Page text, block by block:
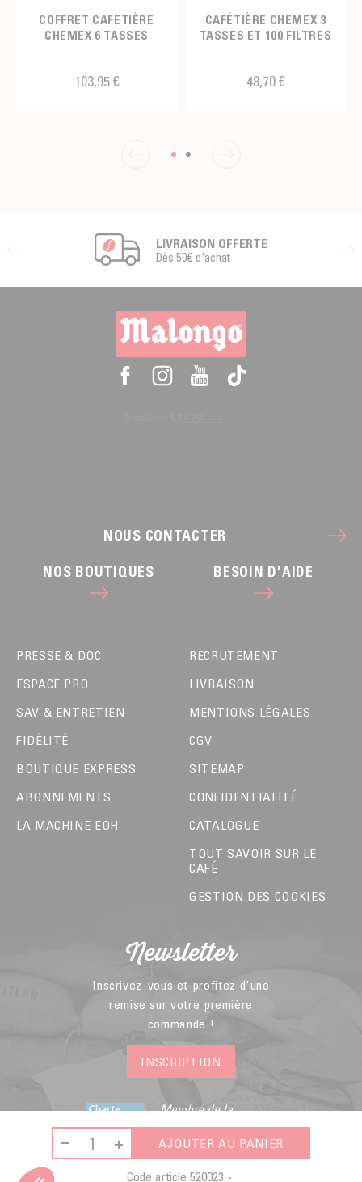
AJOUTER AU PANIER
Code article 520023
COFFRET CAFETIÈRE
CHEMEX 6 TASSES
103,95 €
CAFÉTIÈRE CHEMEX 3
TASSES ET 100 FILTRES
48,70 €
LIVRAISON OFFERTE
Dès 50€ d'achat
NOUS CONTACTER
NOS BOUTIQUES BESOIN D'AIDE
PRESSE & DOC
ESPACE PRO
SAV & ENTRETIEN
FIDÉLITÉ
BOUTIQUE EXPRESS
ABONNEMENTS
LA MACHINE EOH
RECRUTEMENT
LIVRAISON
MENTIONS LÉGALES
CGV
SITEMAP
CONFIDENTIALITÉ
CATALOGUE
TOUT SAVOIR SUR LE
CAFÉ
GESTION DES COOKIES
Newsletter
Inscrivez-vous et profitez d'une
remise sur votre première
commande !
INSCRIPTION
Membre de la
Fédération du E-
commerce et de la
Vente A Distance